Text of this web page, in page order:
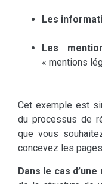
Les
Les
« mentions
Cet exemple est
du processus de
que vous
concevez les
Dans le cas